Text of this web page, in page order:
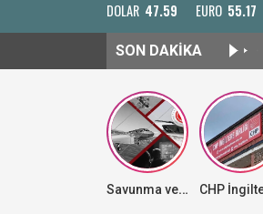
DOLAR 47.59 EURO 55.17
SON DAKİKA
Savunma ve havacılık sanayiide ihracattaki istikrarlı yükseliş sürüyor